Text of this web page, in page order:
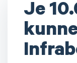
Je